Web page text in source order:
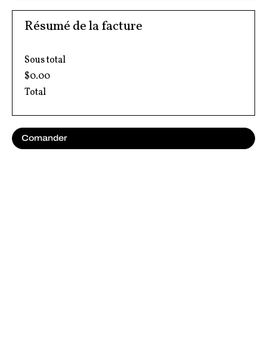
Résumé de la facture
Sous total
$0.00
Total
Comander